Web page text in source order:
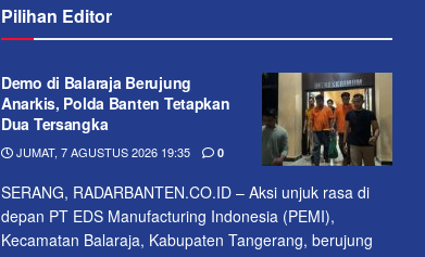
Pilihan Editor
Demo di Balaraja Berujung
Anarkis, Polda Banten Tetapkan
Dua Tersangka
JUMAT, 7 AGUSTUS 2026 19:35 0
SERANG, RADARBANTEN.CO.ID – Aksi unjuk rasa di
depan PT EDS Manufacturing Indonesia (PEMI),
Kecamatan Balaraja, Kabupaten Tangerang, berujung